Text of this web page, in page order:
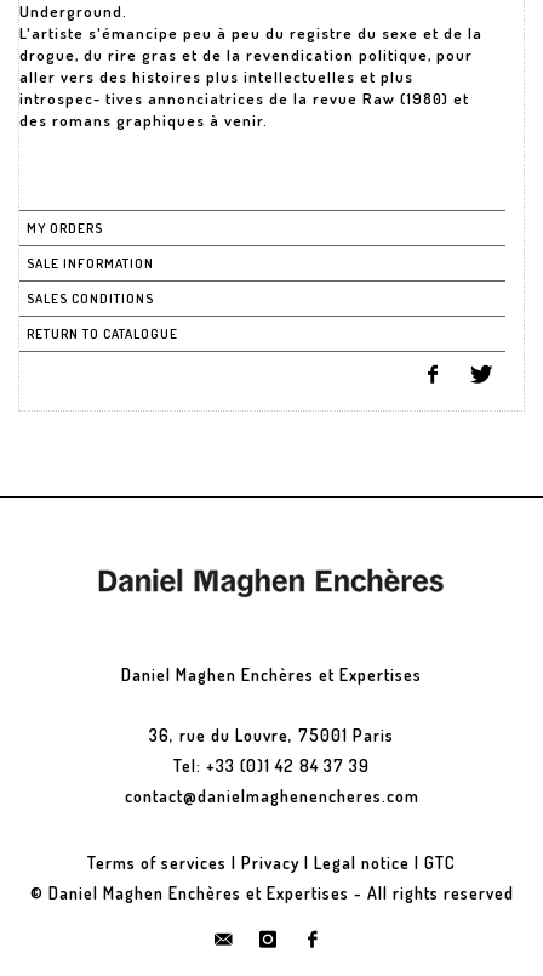
Underground.
L'artiste s'émancipe peu à peu du registre du sexe et de la
drogue, du rire gras et de la revendication politique, pour
aller vers des histoires plus intellectuelles et plus
introspec- tives annonciatrices de la revue Raw (1980) et
des romans graphiques à venir.
MY ORDERS
SALE INFORMATION
SALES CONDITIONS
RETURN TO CATALOGUE
Daniel Maghen Enchères et Expertises
36, rue du Louvre, 75001 Paris
Tel: +33 (0)1 42 84 37 39
contact@danielmaghenencheres.com
Terms of services | Privacy | Legal notice | GTC
© Daniel Maghen Enchères et Expertises - All rights reserved